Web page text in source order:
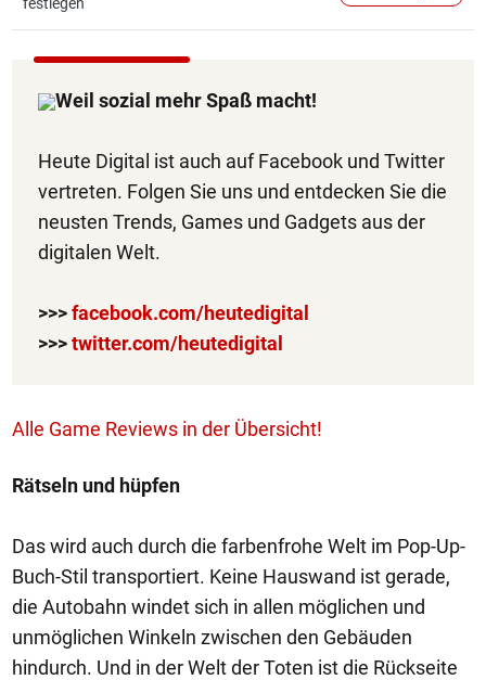
Weil sozial mehr Spaß macht!
Heute Digital ist auch auf Facebook und Twitter
vertreten. Folgen Sie uns und entdecken Sie die
neusten Trends, Games und Gadgets aus der
digitalen Welt.
>>>facebook.com/heutedigital
>>>twitter.com/heutedigital
Alle Game Reviews in der Übersicht!
Rätseln und hüpfen
Das wird auch durch die farbenfrohe Welt im Pop-Up-
Buch-Stil transportiert. Keine Hauswand ist gerade,
die Autobahn windet sich in allen möglichen und
unmöglichen Winkeln zwischen den Gebäuden
hindurch. Und in der Welt der Toten ist die Rückseite